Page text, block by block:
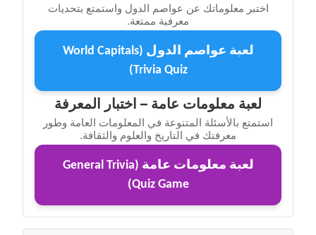
اختبر معلوماتك عن عواصم الدول واستمتع بتحديات
معرفية ممتعة.
لعبة عواصم الدول (World Capitals
Trivia Quiz)
لعبة معلومات عامة – اختبار المعرفة
استمتع بالأسئلة المتنوعة في المعلومات العامة وطور
معرفتك في التاريخ والعلوم والثقافة.
لعبة معلومات عامة (General Trivia
Quiz Game)